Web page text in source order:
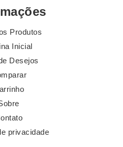
Produtos
Inicial
Desejos
privacidade